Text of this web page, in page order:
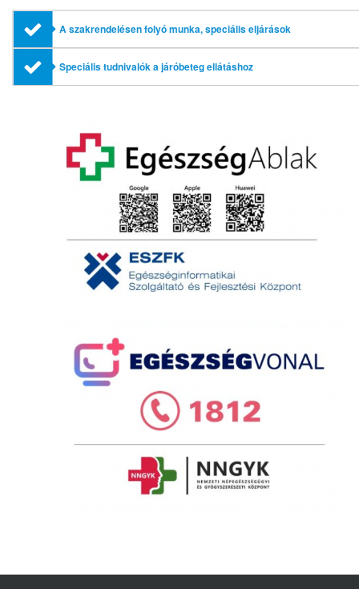
A szakrendelésen folyó munka, speciális eljárások
Speciális tudnivalók a járóbeteg ellátáshoz